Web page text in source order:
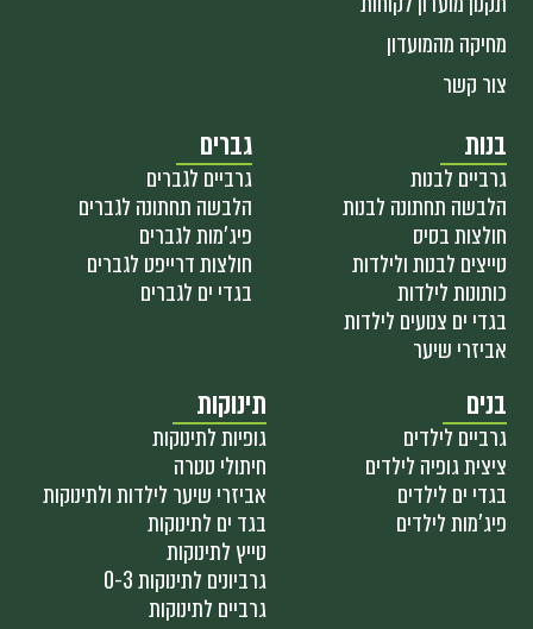
מחיקה מהמועדון
צור קשר
בנות
גרביים לבנות
הלבשה תחתונה לבנות
חולצות בסיס
טייצים לבנות ולילדות
כותונות לילדות
בגדי ים צנועים לילדות
אביזרי שיער
גברים
גרביים לגברים
הלבשה תחתונה לגברים
פיג'מות לגברים
חולצות דרייפט לגברים
בגדי ים לגברים
בנים
גרביים לילדים
ציצית גופיה לילדים
בגדי ים לילדים
פיג'מות לילדים
תינוקות
גופיות לתינוקות
חיתולי טטרה
אביזרי שיער לילדות ולתינוקות
בגד ים לתינוקות
טייץ לתינוקות
גרביונים לתינוקות 0-3
גרביים לתינוקות